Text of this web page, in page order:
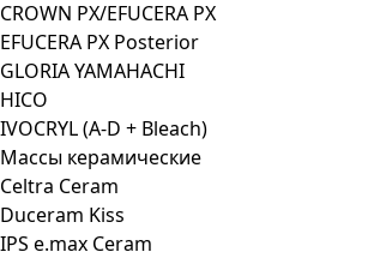
CROWN PX/EFUCERA PX
EFUCERA PX Posterior
GLORIA YAMAHACHI
HICO
IVOCRYL (A-D + Bleach)
Массы керамические
Celtra Ceram
Duceram Kiss
IPS e.max Ceram